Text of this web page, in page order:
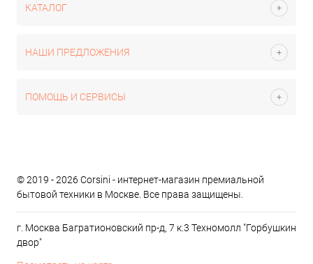
КАТАЛОГ
НАШИ ПРЕДЛОЖЕНИЯ
ПОМОЩЬ И СЕРВИСЫ
© 2019 - 2026 Corsini - интернет-магазин премиальной
бытовой техники в Москве. Все права защищены.
г. Москва Багратионовский пр-д, 7 к.3 Техномолл "Горбушкин
двор"